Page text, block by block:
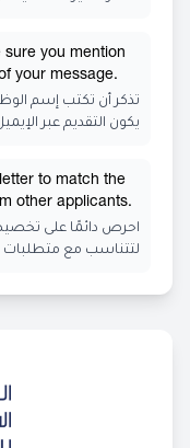
you mention
your message.
تذكر أن تكتب إسم
يكون التقديم عبر
to match the
other applicants.
احرص دائمًا على
لتتناسب مع متطلبات